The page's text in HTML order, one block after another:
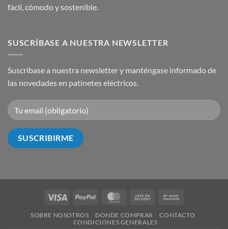
fácil, cómodo y sostenible.
SUSCRÍBASE A NUESTRA NEWSLETTER
Suscríbase a nuestra newsletter y manténgase informado de
las novedades en patinetes eléctricos.
Visa PayPal MasterCardCash
Delivery
SOBRE NOSOTROS DONDE COMPRAR
CONTACTO
CONDICIONES GENERALES